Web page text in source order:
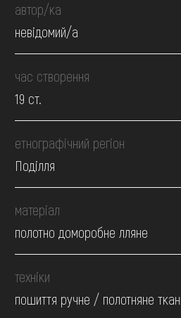
автор/ка
невідомий/а
час створення
19 ст.
етнографічний регіон
Поділля
матеріал
полотно доморобне лляне
техніки
пошиття ручне / полотняне